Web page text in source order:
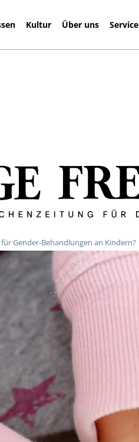
Kultur Über uns Service
Gender-Behandlungen an Kindern?